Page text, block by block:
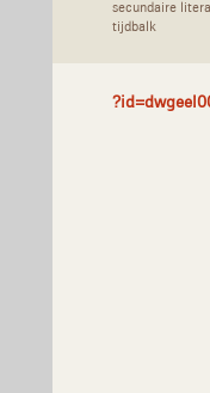
secundaire
tijdbalk